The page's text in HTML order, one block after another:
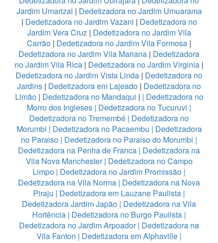
Jardim Umarizal | Dedetizadora no Jardim Umuarama
| Dedetizadora no Jardim Vazani | Dedetizadora no
Jardim Vera Cruz| Dedetizadora no Jardim Vila
Carrão | Dedetizadora no Jardim Vila Formosa |
Dedetizadora no Jardim Vila Mariana | Dedetizadora
no Jardim Vila Rica | Dedetizadora no Jardim Virginia |
Dedetizadora no Jardim Vista Linda | Dedetizadora no
Jardins | Dedetizadora em Lajeado | Dedetizadora no
Limão| Dedetizadora no Mandaqui | | Dedetizadora no
Morro dos Ingleses | Dedetizadora no Tucuruvi |
Dedetizadora no Tremembé | Dedetizadora no
Morumbi | Dedetizadora no Pacaembu | Dedetizadora
no Paraiso | Dedetizadora no Paraiso do Morumbi |
Dedetizadora na Penha de Franca | Dedetizadora na
Vila Nova Manchester| Dedetizadora no Campo
Limpo | Dedetizadora no Jardim Promissão |
Dedetizadora na Vila Norma | Dedetizadora na Nova
Piraju | Dedetizadora em Lauzane Paulista |
Dedetizadora Jardim Japão | Dedetizadora na Vila
Hortência | Dedetizadora no Burgo Paulista |
Dedetizadora no Jardim Arpoador| Dedetizadora na
Vila Fanton | Dedetizadora em Alphaville |